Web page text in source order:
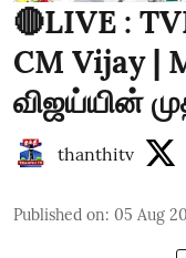
🔴LIVE :
CM Vijay |
விஜய்யின்
thanthitv
Published on: 05 Aug